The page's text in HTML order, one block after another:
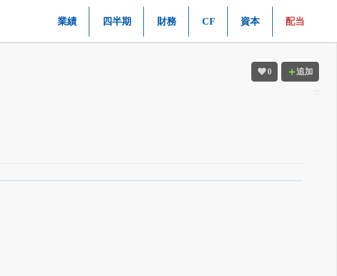
業績 四半期 財務 CF 資本 配当
0 追加